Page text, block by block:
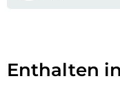
Enthalten